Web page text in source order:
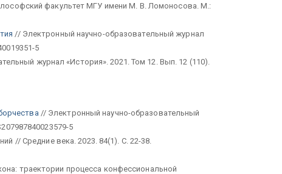
факультет МГУ имени М. В. Ломоносова. М.:
// Электронный научно-образовательный журнал
5
журнал «История». 2021. Том 12. Вып. 12 (110).
// Электронный научно-образовательный
5
// Средние века. 2023. 84(1). С. 22-38.
траектории процесса конфессиональной